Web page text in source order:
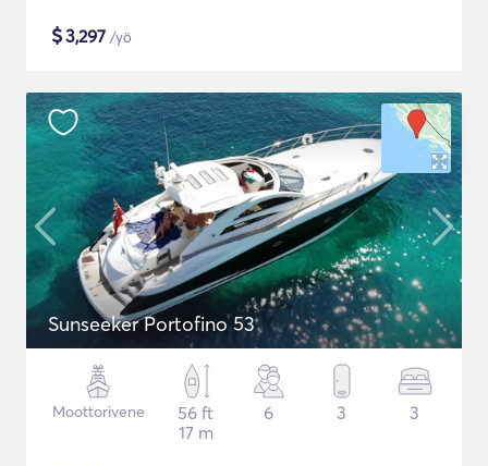
$3,297 /yö
Sunseeker Portofino 53
Moottorivene
56 ft
17 m
6 3 3